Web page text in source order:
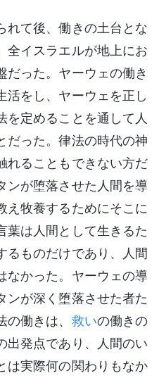
て後、働きの土台とな
全イスラエルが地上にお
だった。ヤーウェの働き
活をし、ヤーウェを正し
を定めることを通して人
だった。律法の時代の神
れることもできない方だ
ンが堕落させた人間を導
え牧養するためにそこに
葉は人間として生きるた
るものだけであり、人間
なかった。ヤーウェの導
ンが深く堕落させた者た
働きは、 救いの働きの
出発点であり、人間のい
は実際何の関わりもなか